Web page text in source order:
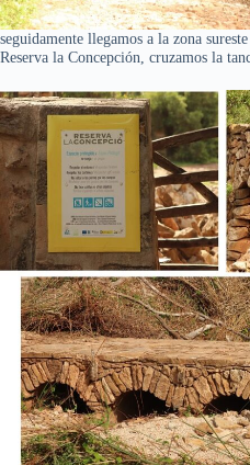
seguidamente llegamos a la zona
Reserva la Concepción, cruzamos la